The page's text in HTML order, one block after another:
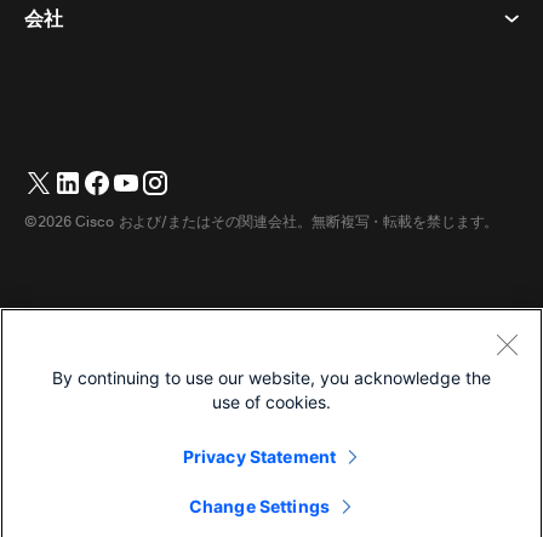
イベント
ホワイトボード
商標
Phone シリーズ​
デジタルホワイトボード
ダウンロード​
会社
サポートへのお問い合わせ
営業担当へのお問い合わせ
©2026 Cisco および/またはその関連会社。無断複写・転載を禁じます。
プライバシーステートメント
By continuing to use our website, you acknowledge the
use of cookies.
Privacy Statement
Change Settings